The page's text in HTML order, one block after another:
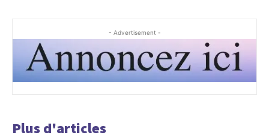
- Advertisement -
Plus d'articles